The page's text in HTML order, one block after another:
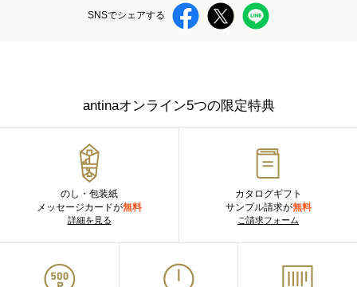
SNSでシェアする
antinaオンライン5つの限定特典
のし・包装紙
メッセージカードが無料
詳細を見る
カタログギフト
サンプル請求が無料
ご請求フォーム